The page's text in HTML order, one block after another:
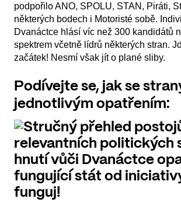
podpořilo ANO, SPOLU, STAN, Piráti,
některých bodech i Motoristé sobě.
Dvanáctce hlásí víc než 300 kandidátů
spektrem včetně lídrů některých stran.
začátek! Nesmí však jít o plané sliby.
Podívejte se, jak se
jednotlivým opatřením: